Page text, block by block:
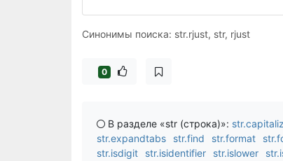
Синонимы поиска: str.rjust, str, rjust
0
В разделе «str (строка)»:
str.expandtabs
str.find str.format
str.isdigit
str.isidentifier str.islower